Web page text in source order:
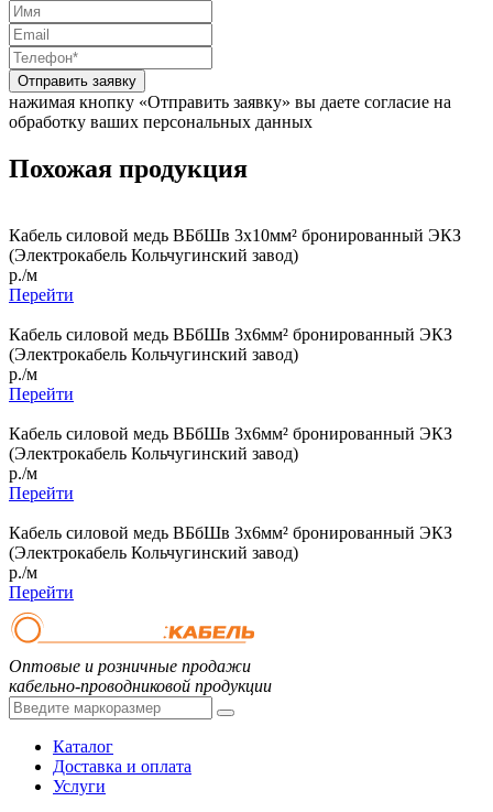
Отправить заявку
нажимая кнопку «Отправить заявку» вы даете согласие на
обработку ваших персональных данных
Похожая продукция
Кабель силовой медь ВБбШв 3x10мм² бронированный ЭКЗ
(Электрокабель Кольчугинский завод)
р./м
Перейти
Кабель силовой медь ВБбШв 3x6мм² бронированный ЭКЗ
(Электрокабель Кольчугинский завод)
р./м
Перейти
Кабель силовой медь ВБбШв 3x6мм² бронированный ЭКЗ
(Электрокабель Кольчугинский завод)
р./м
Перейти
Кабель силовой медь ВБбШв 3x6мм² бронированный ЭКЗ
(Электрокабель Кольчугинский завод)
р./м
Перейти
Оптовые и розничные продажи
кабельно-проводниковой продукции
Каталог
Доставка и оплата
Услуги